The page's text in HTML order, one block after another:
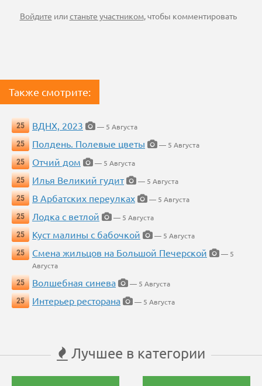
Войдите илистаньте участником, чтобы комментировать
Также смотрите:
25 ВДНХ, 2023
— 5 Августа
25
Полдень. Полевые цветы
— 5 Августа
25
Отчий дом
— 5 Августа
25
Илья Великий гудит
— 5 Августа
25
В Арбатских переулках
— 5 Августа
25
Лодка с ветлой
— 5 Августа
25
Куст малины с бабочкой
— 5 Августа
25
Смена жильцов на Большой Печерской
— 5
Августа
25
Волшебная синева
— 5 Августа
25
Интерьер ресторана — 5 Августа
Лучшее в категории